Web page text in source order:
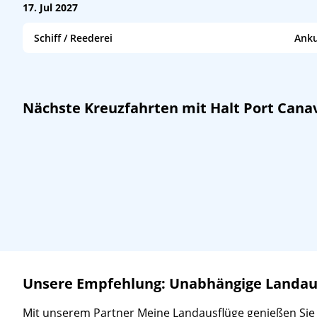
MSC Seashore
17. Jul 2027
Schiff / Reederei
MSC Grandiosa /MSC Cruises 07:00
Nächste Kreuzfahrten mit Halt Port
Unsere Empfehlung: Unabhängige
Mit unserem Partner Meine Landausflüge genießen